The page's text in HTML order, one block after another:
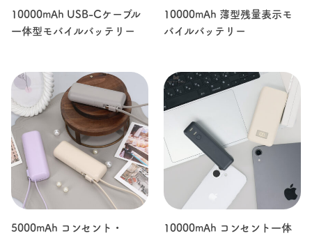
10000mAh USB-Cケーブル
一体型モバイルバッテリー
10000mAh 薄型残量表示モ
バイルバッテリー
5000mAh コンセント・
10000mAh コンセント一体